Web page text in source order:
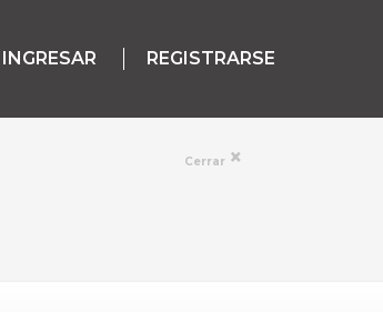
INGRESAR REGISTRARSE
Cerrar ×